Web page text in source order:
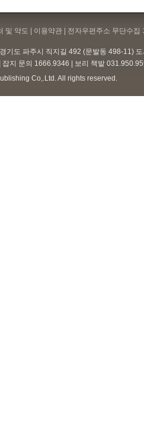
및 약도 | 이용약관 | 전자우편주소 무단수집
기도 파주시 직지길 492 (문발동 498-11)
잡지 문의 1666.9346 | 보리 책밭
Co,.Ltd. All rights reserved.